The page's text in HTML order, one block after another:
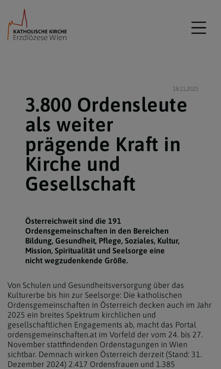
18.11.2025
3.800 Ordensleute
als weiter
prägende Kraft in
Kirche und
Gesellschaft
Österreichweit sind die 191
Ordensgemeinschaften in den Bereichen
Bildung, Gesundheit, Pflege, Soziales, Kultur,
Mission, Spiritualität und Seelsorge eine
nicht wegzudenkende Größe.
Von Schulen und Gesundheitsversorgung über das
Kulturerbe bis hin zur Seelsorge: Die katholischen
Ordensgemeinschaften in Österreich decken auch im Jahr
2025 ein breites Spektrum kirchlichen und
gesellschaftlichen Engagements ab, macht das Portal
ordensgemeinschaften.at im Vorfeld der vom 24. bis 27.
November stattfindenden Ordenstagungen in Wien
sichtbar. Demnach wirken Österreich derzeit (Stand: 31.
Dezember 2024) 2.417 Ordensfrauen und 1.385